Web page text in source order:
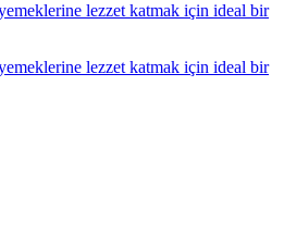
yemeklerine lezzet katmak için ideal bir
yemeklerine lezzet katmak için ideal bir